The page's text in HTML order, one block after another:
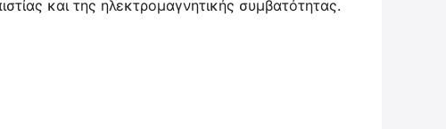
και της ηλεκτρομαγνητικής συμβατότητας.